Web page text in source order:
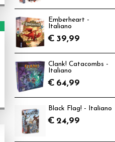
Emberheart -
Italiano
€ 39,99
Clank! Catacombs -
Italiano
€ 64,99
Black Flag! - Italiano
€ 24,99